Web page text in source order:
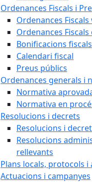
Ordenances Fiscals i
Ordenances Fiscals
Ordenances
Bonificacions fiscals
Calendari fiscal
Preus públics
Ordenances generals i
Normativa
Normativa en
Resolucions i decrets
Resolucions i
Resolucions
rellevants
Plans locals, protocols
Actuacions i campanyes